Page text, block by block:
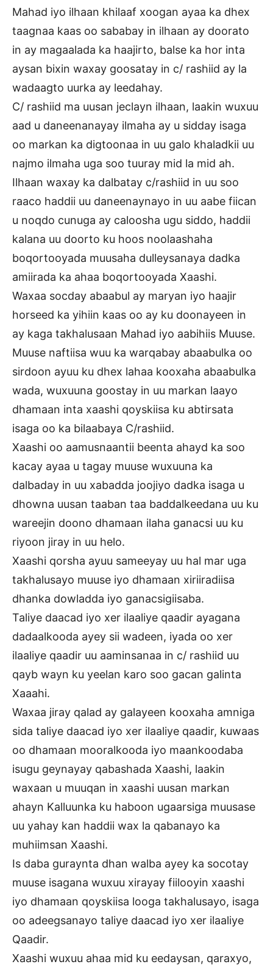
Mahad iyo ilhaan khilaaf xoogan ayaa ka dhex
taagnaa kaas oo sababay in ilhaan ay doorato
in ay magaalada ka haajirto, balse ka hor inta
aysan bixin waxay goosatay in c/ rashiid ay la
wadaagto uurka ay leedahay.
C/ rashiid ma uusan jeclayn ilhaan, laakin wuxuu
aad u daneenanayay ilmaha ay u sidday isaga
oo markan ka digtoonaa in uu galo khaladkii uu
najmo ilmaha uga soo tuuray mid la mid ah.
Ilhaan waxay ka dalbatay c/rashiid in uu soo
raaco haddii uu daneenaynayo in uu aabe fiican
u noqdo cunuga ay caloosha ugu siddo, haddii
kalana uu doorto ku hoos noolaashaha
boqortooyada muusaha dulleysanaya dadka
amiirada ka ahaa boqortooyada Xaashi.
Waxaa socday abaabul ay maryan iyo haajir
horseed ka yihiin kaas oo ay ku doonayeen in
ay kaga takhalusaan Mahad iyo aabihiis Muuse.
Muuse naftiisa wuu ka warqabay abaabulka oo
sirdoon ayuu ku dhex lahaa kooxaha abaabulka
wada, wuxuuna goostay in uu markan laayo
dhamaan inta xaashi qoyskiisa ku abtirsata
isaga oo ka bilaabaya C/rashiid.
Xaashi oo aamusnaantii beenta ahayd ka soo
kacay ayaa u tagay muuse wuxuuna ka
dalbaday in uu xabadda joojiyo dadka isaga u
dhowna uusan taaban taa baddalkeedana uu ku
wareejin doono dhamaan ilaha ganacsi uu ku
riyoon jiray in uu helo.
Xaashi qorsha ayuu sameeyay uu hal mar uga
takhalusayo muuse iyo dhamaan xiriiradiisa
dhanka dowladda iyo ganacsigiisaba.
Taliye daacad iyo xer ilaaliye qaadir ayagana
dadaalkooda ayey sii wadeen, iyada oo xer
ilaaliye qaadir uu aaminsanaa in c/ rashiid uu
qayb wayn ku yeelan karo soo gacan galinta
Xaaahi.
Waxaa jiray qalad ay galayeen kooxaha amniga
sida taliye daacad iyo xer ilaaliye qaadir, kuwaas
oo dhamaan mooralkooda iyo maankoodaba
isugu geynayay qabashada Xaashi, laakin
waxaan u muuqan in xaashi uusan markan
ahayn Kalluunka ku haboon ugaarsiga muusase
uu yahay kan haddii wax la qabanayo ka
muhiimsan Xaashi.
Is daba guraynta dhan walba ayey ka socotay
muuse isagana wuxuu xirayay fiilooyin xaashi
iyo dhamaan qoyskiisa looga takhalusayo, isaga
oo adeegsanayo taliye daacad iyo xer ilaaliye
Qaadir.
Xaashi wuxuu ahaa mid ku eedaysan, qaraxyo,